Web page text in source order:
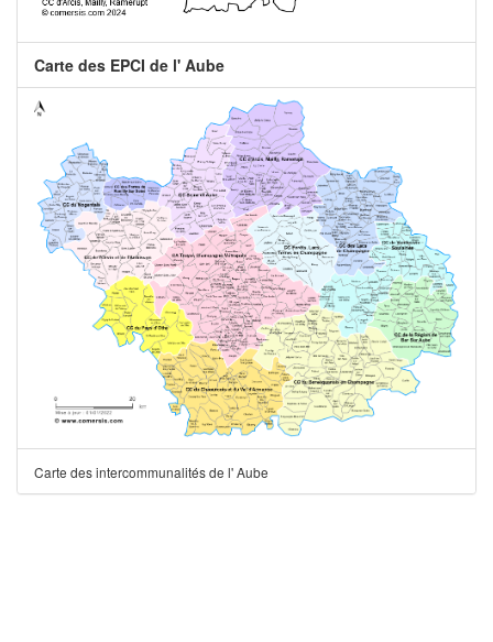
Carte des EPCI de l' Aube
Carte des intercommunalités de l' Aube